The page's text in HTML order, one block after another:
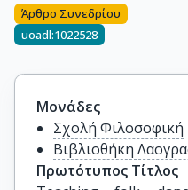
Άρθρο Συνεδρίου
uoadl:1022528
Μονάδες
Σχολή Φιλοσοφική
Βιβλιοθήκη
Πρωτότυπος Τίτλος